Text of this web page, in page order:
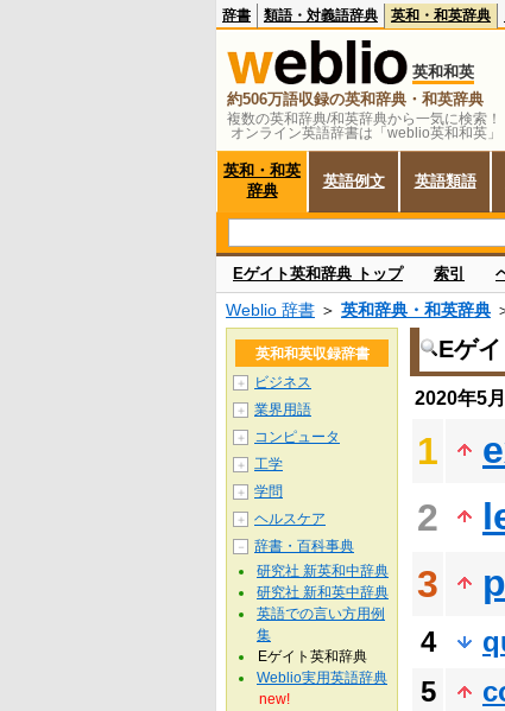
複数の英和辞典/和英辞典から一気に検索！
オンライン英語辞書は「weblio英和和英」
辞書 類語・対義語辞典 英和・和英辞典
英和和英
約506万語収録の英和辞典・和英辞典
英和・和英
辞典
英語例文 英語類語
Eゲイト英和辞典 トップ 索引
Weblio 辞書 ＞ 英和辞典・和英辞典
Eゲ
2020年5
1
2
3
4
5
英和和英収録辞書
＋ ビジネス
＋ 業界用語
＋ コンピュータ
＋ 工学
＋ 学問
＋ ヘルスケア
－
辞書・百科事典
研究社 新英和中辞典
研究社 新和英中辞典
英語での言い方用例
集
Eゲイト英和辞典
Weblio実用英語辞典
new!